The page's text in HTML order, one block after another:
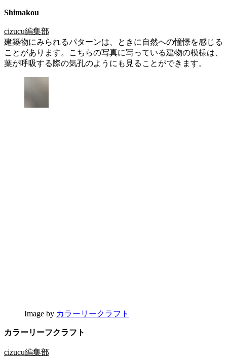
Shimakou
cizucu編集部
建築物にみられるパターンは、ときに自然への憧憬を感じる
ことがあります。こちらの写真に写っている建物の模様は、
葉が呼吸する際の気孔のようにも見ることができます。
Image by カラーリークラフト
カラーリーフクラフト
cizucu編集部